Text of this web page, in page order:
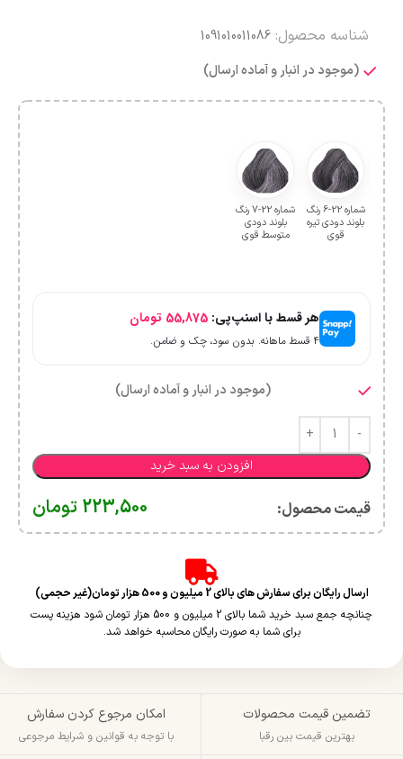
شناسه محصول: 1091010011086
(موجود در انبار و آماده ارسال)
شماره 22-6 رنگ
بلوند دودی تیره
قوی
شماره 22-7 رنگ
بلوند دودی
متوسط قوی
هر قسط با اسنپ‌پی: 55,875 تومان
۴ قسط ماهانه. بدون سود، چک و ضامن.
(موجود در انبار و آماده ارسال)
افزودن به سبد خرید
قیمت محصول:​ 223,500 تومان
ارسال رایگان برای سفارش های بالای 2 میلیون و 500 هزار تومان(غیر حجمی)
چنانچه جمع سبد خرید شما بالای 2 میلیون و 500 هزار تومان شود هزینه پست
برای شما به صورت رایگان محاسبه خواهد شد.
تضمین قیمت محصولات
بهترین قیمت بین رقبا
امکان مرجوع کردن سفارش
با توجه به قوانین و شرایط مرجوعی